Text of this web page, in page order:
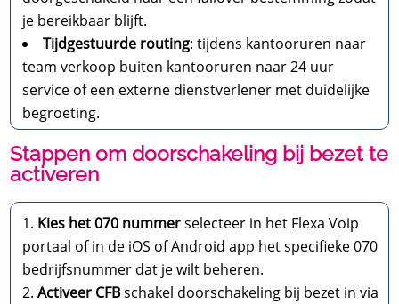
je bereikbaar blijft.​
Tijdgestuurde routing: tijdens kantooruren naar
team verkoop buiten kantooruren naar 24 uur
service of een externe dienstverlener met duidelijke
begroeting.​
Stappen om doorschakeling bij bezet te
activeren
Kies het 070 nummerselecteer in het Flexa Voip
portaal of in de iOS of Android app het specifieke 070
bedrijfsnummer dat je wilt beheren.​
Activeer CFBschakel doorschakeling bij bezet in via